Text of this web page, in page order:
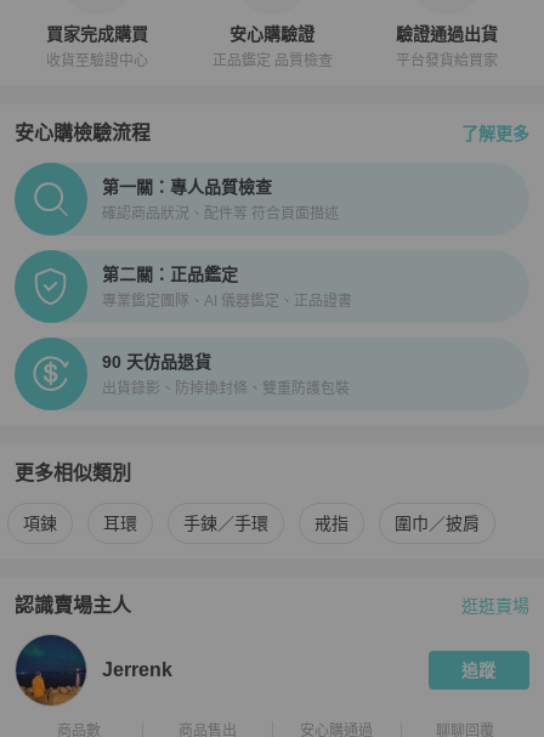
買家完成購買
收貨至驗證中心
安心購驗證
正品鑑定 品質檢查
驗證通過出貨
平台發貨給買家
安心購檢驗流程 了解更多
PopChill拍拍圈正品驗證、安心購檢驗流程介紹
第一關：專人品質檢查
確認商品狀況、配件等 符合頁面描述
第二關：正品鑑定
專業鑑定團隊、AI 儀器鑑定、正品證書
90 天仿品退貨
出貨錄影、防掉換封條、雙重防護包裝
更多相似類別
更多Hermès男士配件 相似商品推薦
項鍊 耳環 手鍊／手環 戒指 圍巾／披肩
認識賣場主人
PopChill 拍拍圈嚴選賣家
逛逛賣場
Jerrenk 追蹤
商品數 商品售出 安心購通過 聊聊回覆